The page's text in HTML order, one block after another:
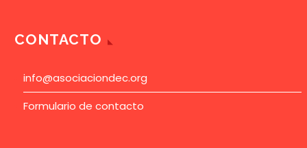
CONTACTO
info@asociaciondec.org
Formulario de contacto